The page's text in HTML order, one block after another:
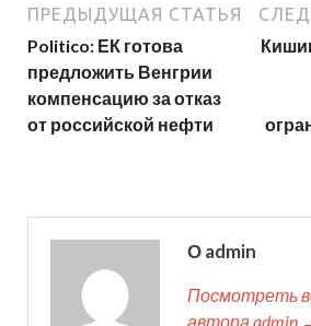
ПРЕДЫДУЩАЯ СТАТЬЯ
Politico: ЕК готова
предложить Венгрии
компенсацию за отказ
от российской нефти
О admin
Посмотреть
автора admin